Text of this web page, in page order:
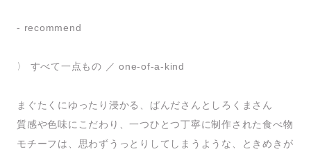
- recommend
〉 すべて一点もの ／ one-of-a-kind
まぐたくにゆったり浸かる、ぱんださんとしろくまさん
質感や色味にこだわり、一つひとつ丁寧に制作された食べ物
モチーフは、思わずうっとりしてしまうような、ときめきが